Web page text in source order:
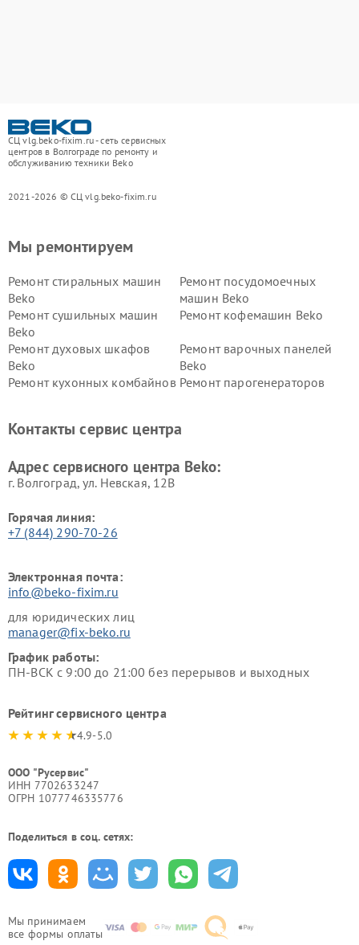
СЦ vlg.beko-fixim.ru - сеть сервисных
центров в Волгограде по ремонту и
обслуживанию техники Beko
2021-2026 © СЦ vlg.beko-fixim.ru
Мы принимаем
все формы оплаты
Мы ремонтируем
Ремонт стиральных машин
Beko
Ремонт посудомоечных
машин Beko
Ремонт сушильных машин
Beko
Ремонт кофемашин Beko
Ремонт духовых шкафов
Beko
Ремонт варочных панелей
Beko
Ремонт кухонных комбайнов Ремонт парогенераторов
Ремонт холодильников Beko Ремонт морозильных камер
Контакты сервис центра
Адрес сервисного центра Beko:
г. Волгоград, ул. Невская, 12В
Горячая линия:
+7 (844) 290-70-26
Электронная почта:
info@beko-fixim.ru
для юридических лиц
manager@fix-beko.ru
График работы:
ПН-ВСК с 9:00 до 21:00 без перерывов и выходных
Рейтинг сервисного центра
4.9-5.0
ООО "Русервис"
ИНН 7702633247
ОГРН 1077746335776
Поделиться в соц. сетях: